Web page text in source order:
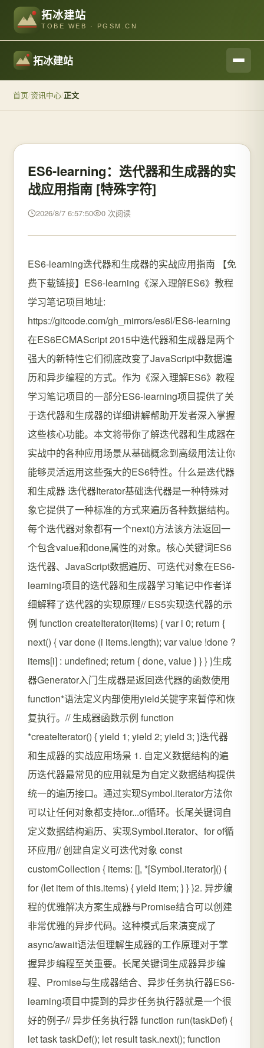
拓冰建站
TOBE WEB · PGSM.CN
拓冰建站
首页/资讯中心/正文
ES6-learning：迭代器和生成器的实
战应用指南 [特殊字符]
2026/8/7 6:57:50 0 次阅读
ES6-learning迭代器和生成器的实战应用指南 【免
费下载链接】ES6-learning《深入理解ES6》教程
学习笔记项目地址:
https://gitcode.com/gh_mirrors/es6l/ES6-learning
在ES6ECMAScript 2015中迭代器和生成器是两个
强大的新特性它们彻底改变了JavaScript中数据遍
历和异步编程的方式。作为《深入理解ES6》教程
学习笔记项目的一部分ES6-learning项目提供了关
于迭代器和生成器的详细讲解帮助开发者深入掌握
这些核心功能。本文将带你了解迭代器和生成器在
实战中的各种应用场景从基础概念到高级用法让你
能够灵活运用这些强大的ES6特性。什么是迭代器
和生成器 迭代器Iterator基础迭代器是一种特殊对
象它提供了一种标准的方式来遍历各种数据结构。
每个迭代器对象都有一个next()方法该方法返回一
个包含value和done属性的对象。核心关键词ES6
迭代器、JavaScript数据遍历、可迭代对象在ES6-
learning项目的迭代器和生成器学习笔记中作者详
细解释了迭代器的实现原理// ES5实现迭代器的示
例 function createIterator(items) { var i 0; return {
next() { var done (i items.length); var value !done ?
items[i] : undefined; return { done, value } } } }生成
器Generator入门生成器是返回迭代器的函数使用
function*语法定义内部使用yield关键字来暂停和恢
复执行。// 生成器函数示例 function
*createIterator() { yield 1; yield 2; yield 3; }迭代器
和生成器的实战应用场景 1. 自定义数据结构的遍
历迭代器最常见的应用就是为自定义数据结构提供
统一的遍历接口。通过实现Symbol.iterator方法你
可以让任何对象都支持for...of循环。长尾关键词自
定义数据结构遍历、实现Symbol.iterator、for of循
环应用// 创建自定义可迭代对象 const
customCollection { items: [], *[Symbol.iterator]() {
for (let item of this.items) { yield item; } } }2. 异步编
程的优雅解决方案生成器与Promise结合可以创建
非常优雅的异步代码。这种模式后来演变成了
async/await语法但理解生成器的工作原理对于掌
握异步编程至关重要。长尾关键词生成器异步编
程、Promise与生成器结合、异步任务执行器ES6-
learning项目中提到的异步任务执行器就是一个很
好的例子// 异步任务执行器 function run(taskDef) {
let task taskDef(); let result task.next(); function